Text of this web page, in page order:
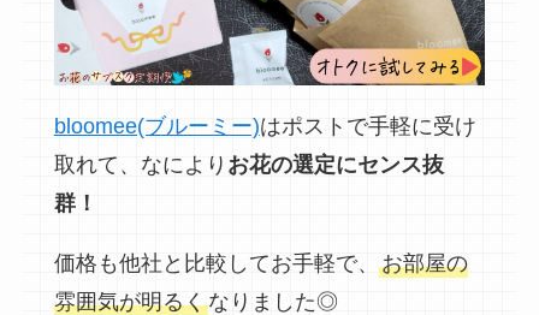
bloomee(ブルーミー)はポストで手軽に受け
取れて、なにより お花の選定にセンス抜
群！
価格も他社と比較してお手軽で、 お部屋の
雰囲気が明るくなりました◎